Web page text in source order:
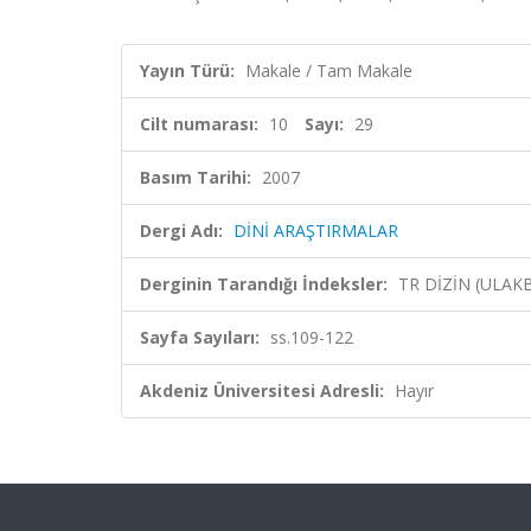
Yayın Türü: Makale / Tam Makale
Cilt numarası: 10 Sayı: 29
Basım Tarihi: 2007
Dergi Adı: DİNİ ARAŞTIRMALAR
Derginin Tarandığı İndeksler: TR DİZİN
Sayfa Sayıları: ss.109-122
Akdeniz Üniversitesi Adresli: Hayır